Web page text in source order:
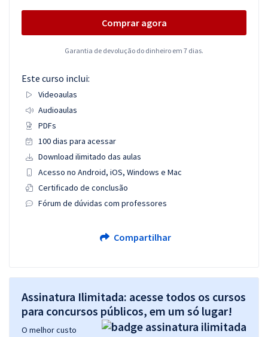
Comprar agora
Garantia de devolução do dinheiro em 7 dias.
Este curso inclui:
Videoaulas
Audioaulas
PDFs
100 dias para acessar
Download ilimitado das aulas
Acesso no Android, iOS, Windows e Mac
Certificado de conclusão
Fórum de dúvidas com professores
Compartilhar
Assinatura Ilimitada: acesse todos os cursos
para concursos públicos, em um só lugar!
O melhor custo